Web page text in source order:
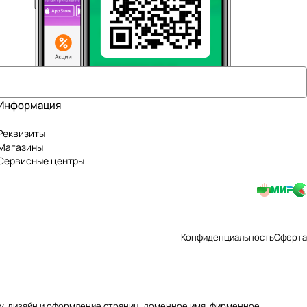
центры
КонфиденциальностьОферта